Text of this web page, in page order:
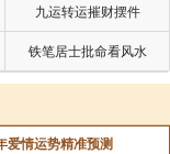
吃年糕。民间
升。此外，还有
嘴，让他多说些
年糕，北方很多
九运转运摧财摆件
铁笔居士批命看风水
爱情运势精准预测